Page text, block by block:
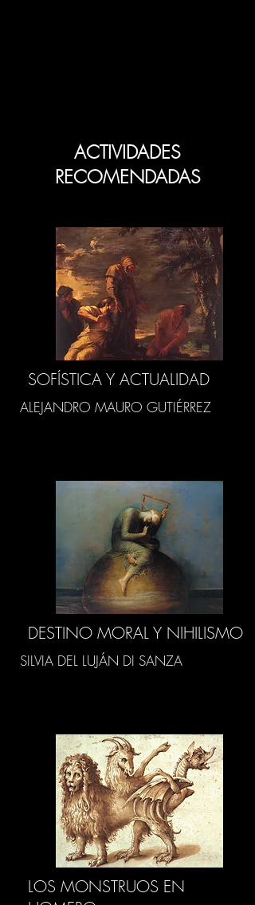
ACTIVIDADES
RECOMENDADAS
SOFÍSTICA Y ACTUALIDAD
ALEJANDRO MAURO GUTIÉRREZ
DESTINO MORAL Y NIHILISMO
SILVIA DEL LUJÁN DI SANZA
LOS MONSTRUOS EN